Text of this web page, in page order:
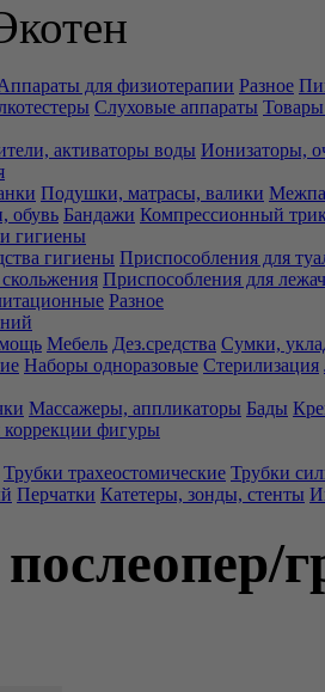
для физиотерапии Разное
Слуховые аппараты Товары
активаторы воды Ионизаторы,
Подушки, матрасы, валики
обувь Бандажи Компрессионный
гигиены
гигиены Приспособления для
Приспособления для
Разное
Мебель Дез.средства Сумки,
Наборы одноразовые Стерилизация
Массажеры, аппликаторы Бады
коррекции фигуры
Трубки трахеостомические Трубки
Перчатки Катетеры, зонды, стенты